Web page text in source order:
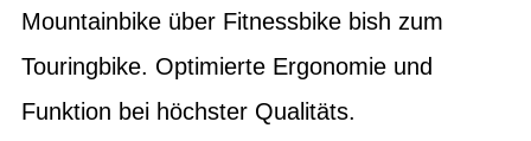
Mountainbike über Fitnessbike bish zum
Touringbike. Optimierte Ergonomie und
Funktion bei höchster Qualitäts.